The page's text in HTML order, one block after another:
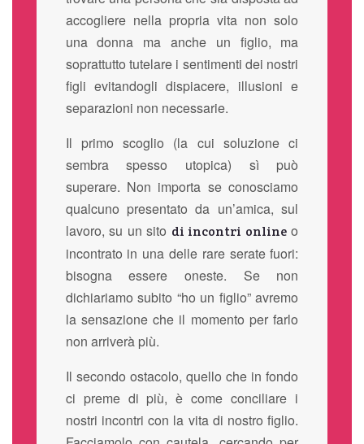
accogliere nella propria vita non solo
una donna ma anche un figlio, ma
soprattutto tutelare i sentimenti dei nostri
figli evitandogli dispiacere, illusioni e
separazioni non necessarie.
Il primo scoglio (la cui soluzione ci
sembra spesso utopica) sì può
superare. Non importa se conosciamo
qualcuno presentato da un’amica, sul
lavoro, su un sito di incontri onlineo
incontrato in una delle rare serate fuori:
bisogna essere oneste. Se non
dichiariamo subito “ho un figlio” avremo
la sensazione che il momento per farlo
non arriverà più.
Il secondo ostacolo, quello che in fondo
ci preme di più, è come conciliare i
nostri incontri con la vita di nostro figlio.